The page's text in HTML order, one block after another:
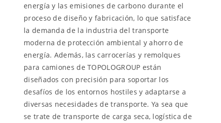
energía y las emisiones de carbono durante el
proceso de diseño y fabricación, lo que satisface
la demanda de la industria del transporte
moderna de protección ambiental y ahorro de
energía. Además, las carrocerías y remolques
para camiones de TOPOLOGROUP están
diseñados con precisión para soportar los
desafíos de los entornos hostiles y adaptarse a
diversas necesidades de transporte. Ya sea que
se trate de transporte de carga seca, logística de